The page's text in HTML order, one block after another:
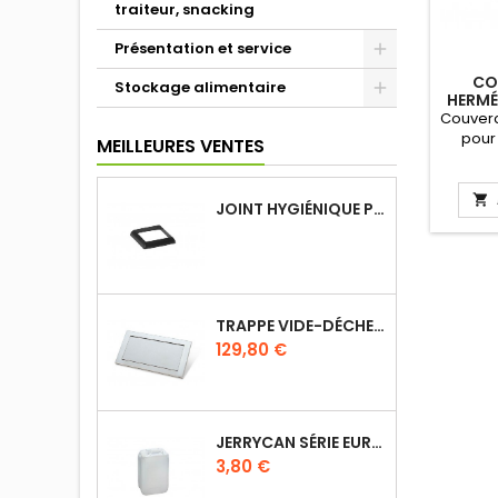
traiteur, snacking
Présentation et service
Stockage alimentaire
MEILLEURES VENTES
JOINT HYGIÉNIQUE POUR ANNEAU TUBE 40 X 40 MM NOIR
TRAPPE VIDE-DÉCHETS BASCULANT ENCASTRABLE EN INOX
Prix
129,80 €
JERRYCAN SÉRIE EURO UN DIN 61
Prix
3,80 €
